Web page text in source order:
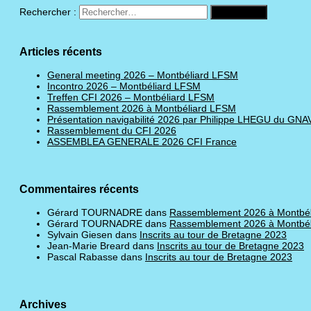
Rechercher :
Articles récents
General meeting 2026 – Montbéliard LFSM
Incontro 2026 – Montbéliard LFSM
Treffen CFI 2026 – Montbéliard LFSM
Rassemblement 2026 à Montbéliard LFSM
Présentation navigabilité 2026 par Philippe LHEGU du
Rassemblement du CFI 2026
ASSEMBLEA GENERALE 2026 CFI France
Commentaires récents
Gérard TOURNADRE dans Rassemblement 2026 à
Gérard TOURNADRE dans Rassemblement 2026 à
Sylvain Giesen dans Inscrits au tour de Bretagne 2023
Jean-Marie Breard dans Inscrits au tour de Bretagne 2023
Pascal Rabasse dans Inscrits au tour de Bretagne 2023
Archives